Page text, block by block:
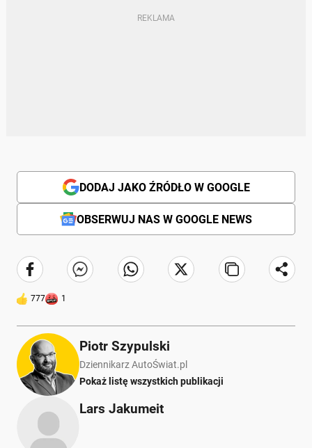
DODAJ JAKO ŹRÓDŁO W GOOGLE
OBSERWUJ NAS W GOOGLE NEWS
777 1
Piotr Szypulski
Dziennikarz AutoŚwiat.pl
Pokaż listę wszystkich publikacji
Lars Jakumeit